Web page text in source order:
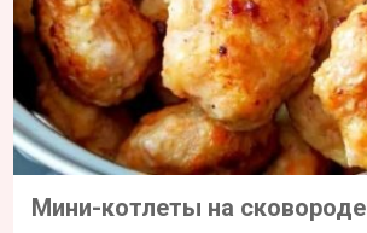
Мини-котлеты на сковороде